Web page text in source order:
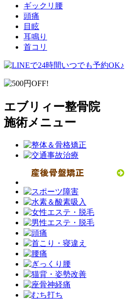
ギックリ腰
頭痛
目眩
耳鳴り
首コリ
エブリィー整骨院
施術メニュー